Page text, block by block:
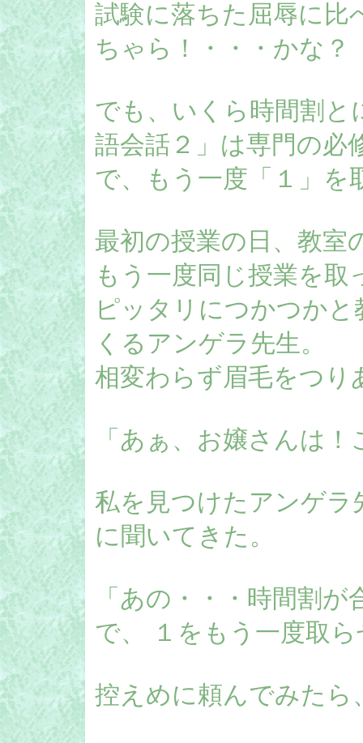
試験に落ちた屈辱に比
ちゃら！・・・かな？
でも、いくら時間割
語会話２」は専門の必
で、もう一度「１」を
最初の授業の日、教室
もう一度同じ授業を
ピッタリにつかつか
くるアンゲラ先生。
相変わらず眉毛をつり
「あぁ、お嬢さんは
私を見つけたアンゲラ
に聞いてきた。
「あの・・・時間割
で、 １をもう一度取
控えめに頼んでみたら